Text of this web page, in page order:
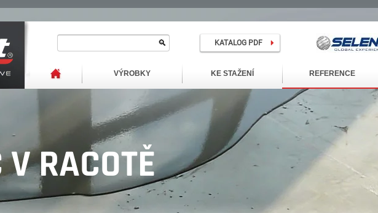
KATALOG PDF
VÝROBKY KE STAŽENÍ REFERENCE
RACOTĚ